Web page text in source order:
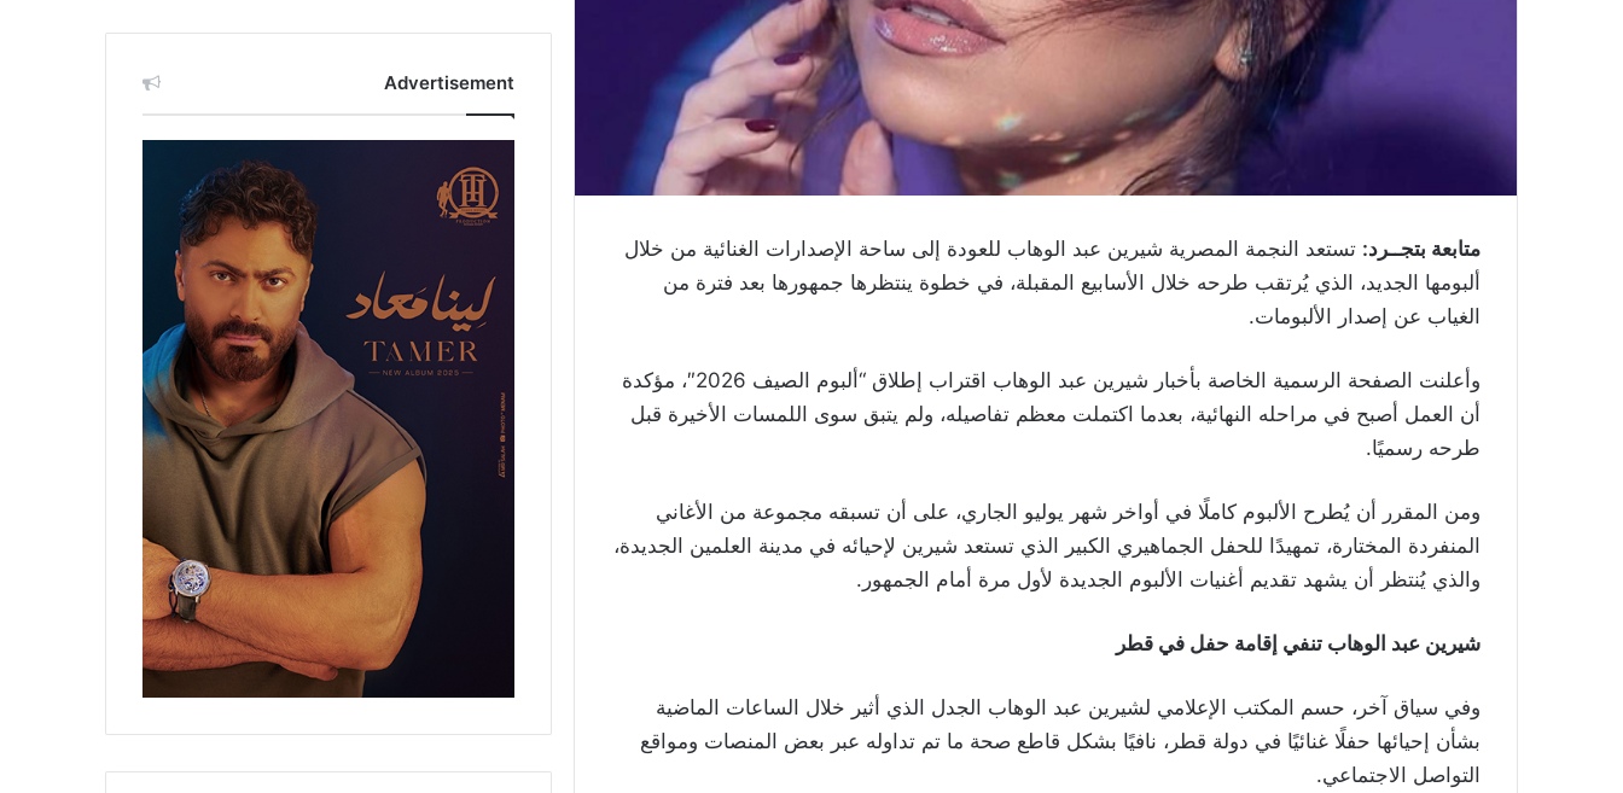
متابعة بتجــرد: تستعد النجمة المصرية شيرين عبد الوهاب للعودة إلى ساحة الإصدارات الغنائية من خلال
ألبومها الجديد، الذي يُرتقب طرحه خلال الأسابيع المقبلة، في خطوة ينتظرها جمهورها بعد فترة من
الغياب عن إصدار الألبومات.
وأعلنت الصفحة الرسمية الخاصة بأخبار شيرين عبد الوهاب اقتراب إطلاق “ألبوم الصيف 2026″، مؤكدة
أن العمل أصبح في مراحله النهائية، بعدما اكتملت معظم تفاصيله، ولم يتبق سوى اللمسات الأخيرة قبل
طرحه رسميًا.
ومن المقرر أن يُطرح الألبوم كاملًا في أواخر شهر يوليو الجاري، على أن تسبقه مجموعة من الأغاني
المنفردة المختارة، تمهيدًا للحفل الجماهيري الكبير الذي تستعد شيرين لإحيائه في مدينة العلمين الجديدة،
والذي يُنتظر أن يشهد تقديم أغنيات الألبوم الجديدة لأول مرة أمام الجمهور.
شيرين عبد الوهاب تنفي إقامة حفل في قطر
وفي سياق آخر، حسم المكتب الإعلامي لشيرين عبد الوهاب الجدل الذي أثير خلال الساعات الماضية
بشأن إحيائها حفلًا غنائيًا في دولة قطر، نافيًا بشكل قاطع صحة ما تم تداوله عبر بعض المنصات ومواقع
التواصل الاجتماعي.
Advertisement